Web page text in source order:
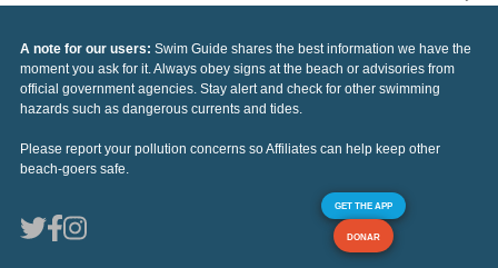
A note for our users: Swim Guide shares the best information we have the
moment you ask for it. Always obey signs at the beach or advisories from
official government agencies. Stay alert and check for other swimming
hazards such as dangerous currents and tides.
Please report your pollution concerns so Affiliates can help keep other
beach-goers safe.
GET THE APP
DONAR